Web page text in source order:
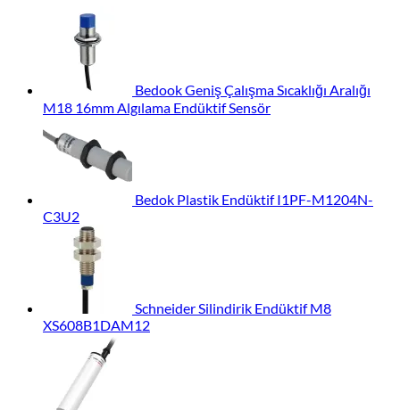
Bedook Geniş Çalışma Sıcaklığı Aralığı
M18 16mm Algılama Endüktif Sensör
Bedok Plastik Endüktif I1PF-M1204N-
C3U2
Schneider Silindirik Endüktif M8
XS608B1DAM12